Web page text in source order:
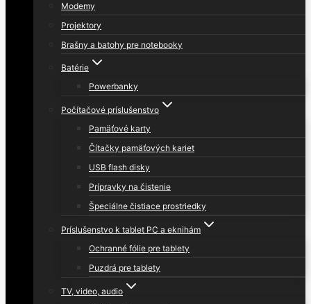
Modemy
Projektory
Brašny a batohy pre notebooky
Batérie
Powerbanky
Počítačové príslušenstvo
Pamäťové karty
Čítačky pamäťových kariet
USB flash disky
Prípravky na čistenie
Špeciálne čistiace prostriedky
Príslušenstvo k tablet PC a eknihám
Ochranné fólie pre tablety
Puzdrá pre tablety
TV, video, audio